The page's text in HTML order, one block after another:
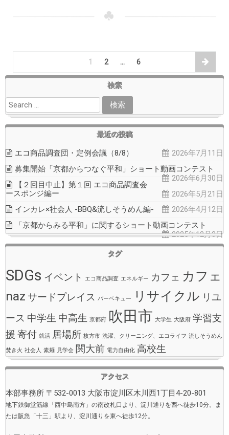
1 2 … 6
検索
最近の投稿
エコ商品調査団・定例会議（8/8）
2026年7月11日
募集開始「京都からつなぐ平和」ショート動画コンテスト
2026年6月30日
【２回目中止】第１回 エコ商品調査会
ースポンジ編ー
2026年5月21日
インカレ×社会人 -BBQ&流しそうめん編-
2026年4月12日
「京都からみる平和」に関するショート動画コンテスト
2025年12月3日
タグ
SDGs イベント エコ商品調査 エネルギー カフェ カフェ
naz サードプレイス バーベキュー リサイクル リユ
ース 中学生 中高生 京都府 吹田市 大学生 大阪府 学習支
援 寄付 就活 居場所 枚方市 洗濯、クリーニング、エコライフ 流しそうめん
焚き火 社会人 素麺 見学会 関大前 電力自由化 高校生
アクセス
本部事務所 〒532-0013 大阪市淀川区木川西1丁目4-20-801
地下鉄御堂筋線「西中島南方」の南改札口より、淀川通りを西へ徒歩10分。ま
たは阪急「十三」駅より、淀川通りを東へ徒歩12分。